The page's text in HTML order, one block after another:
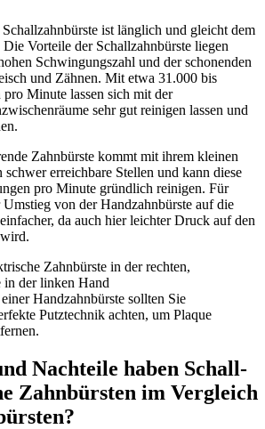
ist länglich und gleicht dem
Vorteile der Schallzahnbürste liegen
Schwingungszahl und der schonenden
und Zähnen. Mit etwa 31.000 bis
Minute lassen sich mit der
sehr gut reinigen lassen und
Zahnbürste kommt mit ihrem kleinen
erreichbare Stellen und kann diese
pro Minute gründlich reinigen. Für
von der Handzahnbürste auf die
da auch hier leichter Druck auf den
Handzahnbürste sollten Sie
Putztechnik achten, um Plaque
Nachteile haben Schall-
Zahnbürsten im Vergleich